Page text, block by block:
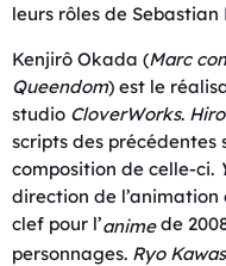
leurs rôles de
Kenjirô Okada (Marc
Queendom) est le
studio CloverWorks.
scripts des précédentes
composition de celle-ci.
direction de
clef pour l’animede
personnages. Ryo